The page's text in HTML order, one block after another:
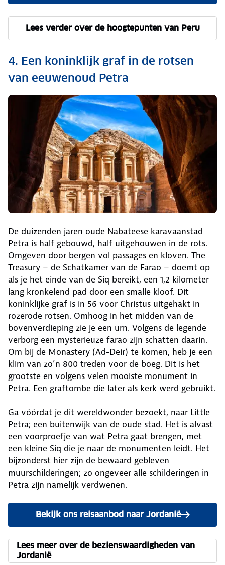
Lees verder over de hoogtepunten van Peru
4. Een koninklijk graf in de rotsen
van eeuwenoud Petra
De duizenden jaren oude Nabateese karavaanstad
Petra is half gebouwd, half uitgehouwen in de rots.
Omgeven door bergen vol passages en kloven. The
Treasury – de Schatkamer van de Farao – doemt op
als je het einde van de Siq bereikt, een 1,2 kilometer
lang kronkelend pad door een smalle kloof. Dit
koninklijke graf is in 56 voor Christus uitgehakt in
rozerode rotsen. Omhoog in het midden van de
bovenverdieping zie je een urn. Volgens de legende
verborg een mysterieuze farao zijn schatten daarin.
Om bij de Monastery (Ad-Deir) te komen, heb je een
klim van zo’n 800 treden voor de boeg. Dit is het
grootste en volgens velen mooiste monument in
Petra. Een graftombe die later als kerk werd gebruikt.
Ga vóórdat je dit wereldwonder bezoekt, naar Little
Petra; een buitenwijk van de oude stad. Het is alvast
een voorproefje van wat Petra gaat brengen, met
een kleine Siq die je naar de monumenten leidt. Het
bijzonderst hier zijn de bewaard gebleven
muurschilderingen; zo ongeveer alle schilderingen in
Petra zijn namelijk verdwenen.
Bekijk ons reisaanbod naar Jordanië
Lees meer over de bezienswaardigheden van
Jordanië